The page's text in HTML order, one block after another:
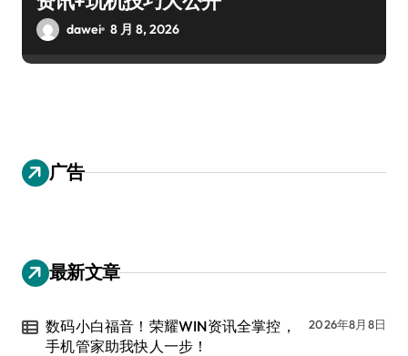
dawei 8 月 8, 2026
广告
最新文章
数码小白福音！荣耀WIN资讯全掌控，
手机管家助我快人一步！
2026年8月8日